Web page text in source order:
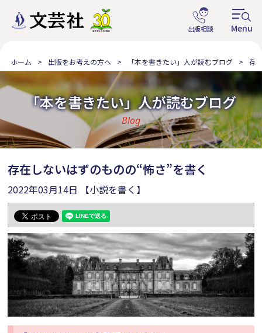
ホーム 出版をお考えの方へ 「本を書きたい」人が読むブログ 存
「本を書きたい」人が読むブログ
Blog
存在しないはずのものの“怖さ”を書く
2022年03月14日 【小説を書く】